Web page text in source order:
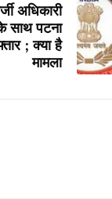
अधिकारी
पटना
; क्या है
मामला